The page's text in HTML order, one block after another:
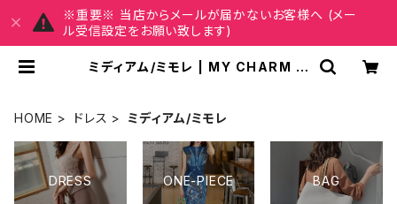
※重要※ 当店からメールが届かないお客様へ (メー
ル受信設定をお願い致します)
ミディアム/ミモレ | MY CHARM マ
HOME
ドレス ミディアム/ミモレ
DRESS ONE-PIECE BAG